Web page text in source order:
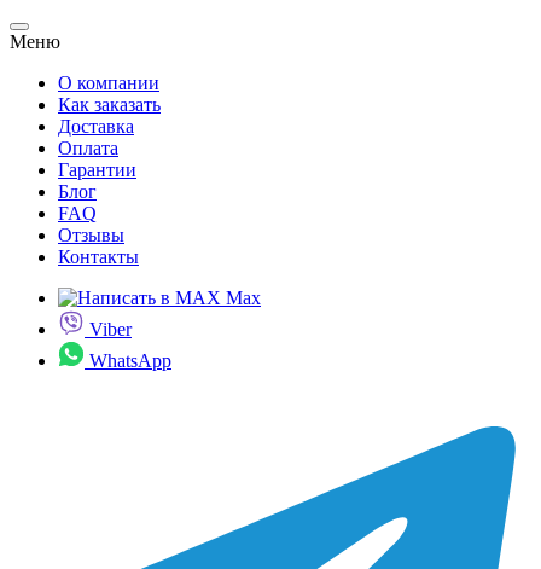
Меню
О компании
Как заказать
Доставка
Оплата
Гарантии
Блог
FAQ
Отзывы
Контакты
Max
Viber
WhatsApp